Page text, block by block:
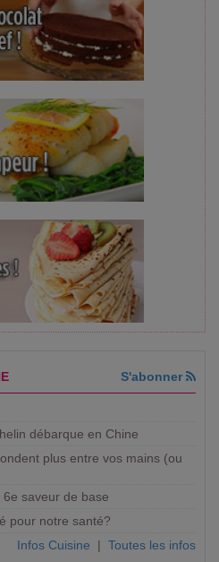
S'abonner
débarque en Chine
plus entre vos mains (ou
saveur de base
pour notre santé?
Infos Cuisine | Toutes les infos